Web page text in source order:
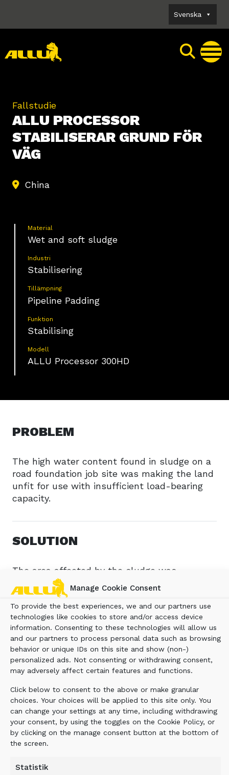
Manage Cookie Consent
To provide the best experiences, we and our partners use
technologies like cookies to store and/or access device
information. Consenting to these technologies will allow us
and our partners to process personal data such as browsing
behavior or unique IDs on this site and show (non-)
personalized ads. Not consenting or withdrawing consent,
may adversely affect certain features and functions.
Click below to consent to the above or make granular
choices. Your choices will be applied to this site only. You
can change your settings at any time, including withdrawing
your consent, by using the toggles on the Cookie Policy, or
by clicking on the manage consent button at the bottom of
the screen.
Statistik
content
Svenska
Fallstudie
ALLU PROCESSOR
STABILISERAR GRUND FÖR
VÄG
China
Material
Wet and soft sludge
Industri
Stabilisering
Tillämpning
Pipeline Padding
Funktion
Stabilising
Modell
ALLU Processor 300HD
PROBLEM
The high water content found in sludge on a
road foundation job site was making the land
unfit for use with insufficient load-bearing
capacity.
SOLUTION
The area affected by the sludge was
stabilized and treated using an ALLU
Processor 300HD power mixer. This increased
the road foundation bearing capacity up to 30
tons.
BENEFIT
The stabilizing process proved to be an
environmentally friendly and cost-efficient
way to increase the bearing capacity of the
foundations enabling what was considered to
be unstable ground to be used as a road.